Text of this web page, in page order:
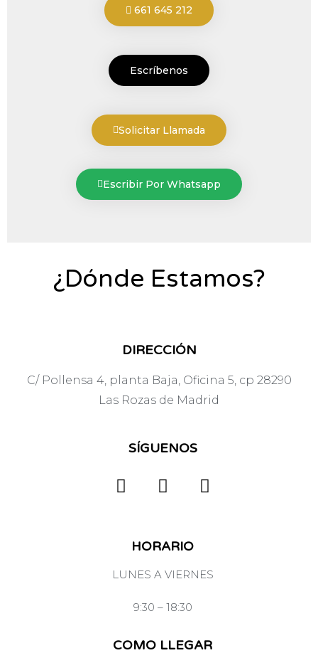
661 645 212
Escríbenos
Solicitar Llamada
Escribir Por Whatsapp
¿Dónde Estamos?
SÍGUENOS
DIRECCIÓN
C/ Pollensa 4, planta Baja, Oficina 5, cp 28290
Las Rozas de Madrid
HORARIO
LUNES A VIERNES
9:30 – 18:30
COMO LLEGAR